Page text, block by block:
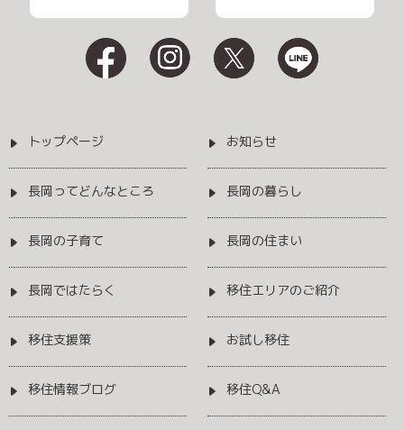
トップページ
長岡ってどんなところ
長岡の子育て
長岡ではたらく
移住支援策
移住情報ブログ
お知らせ
長岡の暮らし
長岡の住まい
移住エリアのご紹介
お試し移住
移住Q&A